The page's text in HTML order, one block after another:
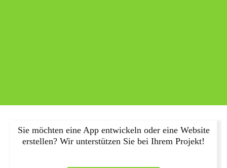
Sie möchten eine App entwickeln oder eine Website
erstellen? Wir unterstützen Sie bei Ihrem Projekt!